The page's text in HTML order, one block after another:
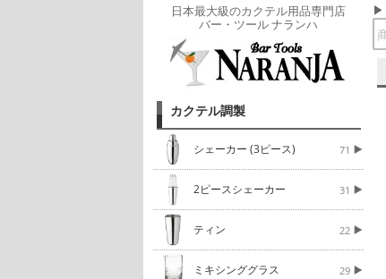
日本最大級のカクテル用品専門店
バー・ツール ナランハ
カクテル調製
シェーカー (3ピース) 71
2ピースシェーカー 31
ティン 22
ミキシンググラス 29